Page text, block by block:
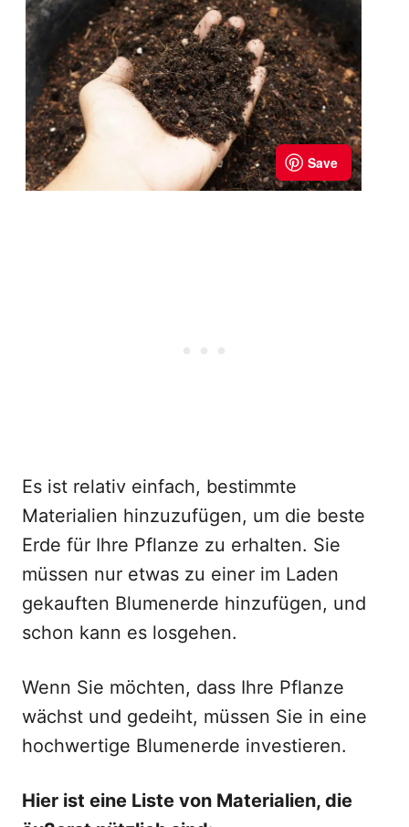
Es ist relativ einfach, bestimmte
Materialien hinzuzufügen, um die beste
Erde für Ihre Pflanze zu erhalten. Sie
müssen nur etwas zu einer im Laden
gekauften Blumenerde hinzufügen, und
schon kann es losgehen.
Wenn Sie möchten, dass Ihre Pflanze
wächst und gedeiht, müssen Sie in eine
hochwertige Blumenerde investieren.
Hier ist eine Liste von Materialien, die